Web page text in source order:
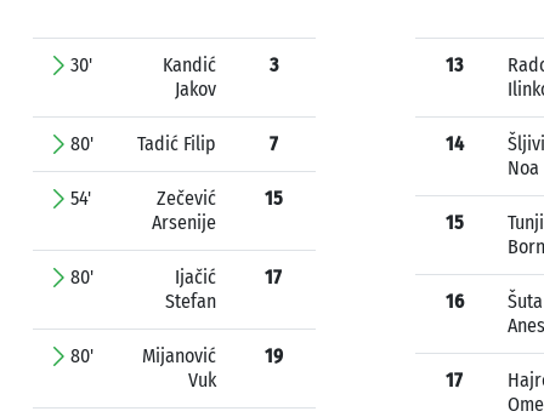
30'
Kandić
Jakov
3
80' Tadić Filip 7
54'
Zečević
Arsenije
15
80'
Ijačić
Stefan
17
80'
Mijanović
Vuk
19
13
14
Noa
15
16
Šuta
Anes
17